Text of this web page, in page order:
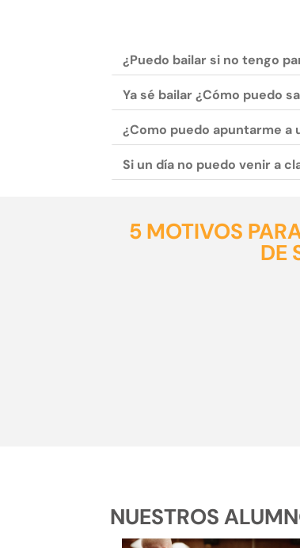
¿Puedo bailar si no tengo
Ya sé bailar ¿Cómo puedo
¿Como puedo apuntarme a
Si un día no puedo venir a
5 MOTIVOS
DE
NUESTROS